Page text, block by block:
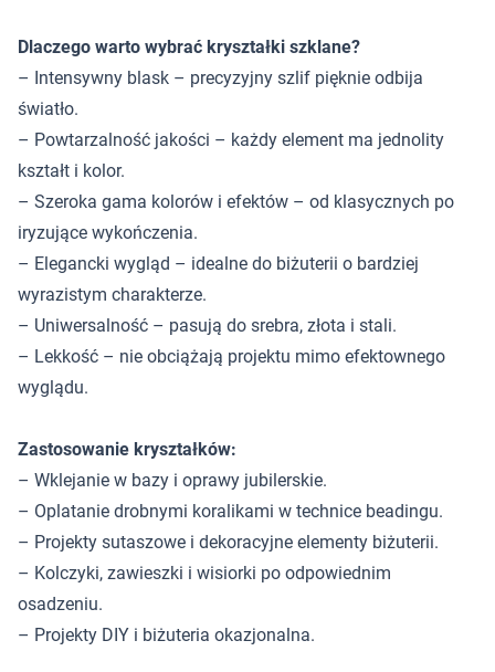
Dlaczego warto wybrać kryształki szklane?
– Intensywny blask – precyzyjny szlif pięknie odbija
światło.
– Powtarzalność jakości – każdy element ma jednolity
kształt i kolor.
– Szeroka gama kolorów i efektów – od klasycznych po
iryzujące wykończenia.
– Elegancki wygląd – idealne do biżuterii o bardziej
wyrazistym charakterze.
– Uniwersalność – pasują do srebra, złota i stali.
– Lekkość – nie obciążają projektu mimo efektownego
wyglądu.
Zastosowanie kryształków:
– Wklejanie w bazy i oprawy jubilerskie.
– Oplatanie drobnymi koralikami w technice beadingu.
– Projekty sutaszowe i dekoracyjne elementy biżuterii.
– Kolczyki, zawieszki i wisiorki po odpowiednim
osadzeniu.
– Projekty DIY i biżuteria okazjonalna.